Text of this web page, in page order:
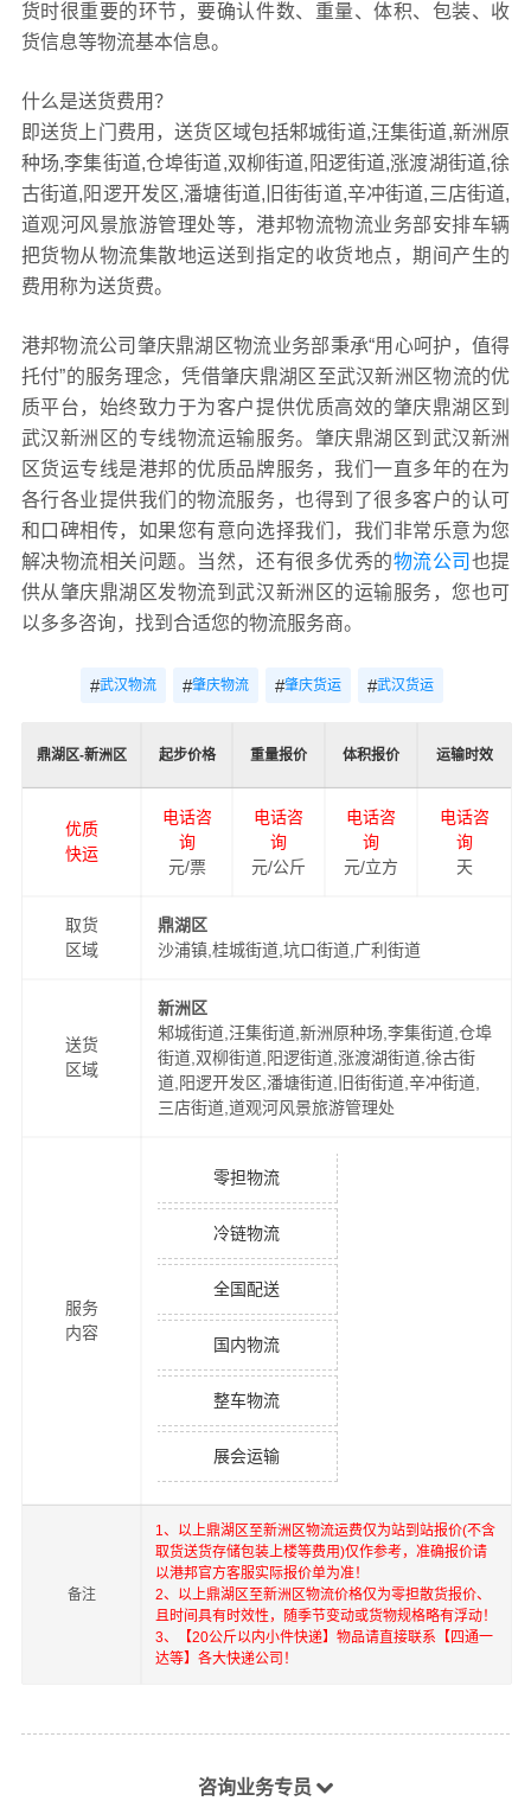
货时很重要的环节，要确认件数、重量、体积、包装、收
货信息等物流基本信息。
什么是送货费用？
即送货上门费用，送货区域包括邾城街道,汪集街道,新洲原
种场,李集街道,仓埠街道,双柳街道,阳逻街道,涨渡湖街道,徐
古街道,阳逻开发区,潘塘街道,旧街街道,辛冲街道,三店街道,
道观河风景旅游管理处等，港邦物流物流业务部安排车辆
把货物从物流集散地运送到指定的收货地点，期间产生的
费用称为送货费。
港邦物流公司肇庆鼎湖区物流业务部秉承“用心呵护，值得
托付”的服务理念，凭借肇庆鼎湖区至武汉新洲区物流的优
质平台，始终致力于为客户提供优质高效的肇庆鼎湖区到
武汉新洲区的专线物流运输服务。肇庆鼎湖区到武汉新洲
区货运专线是港邦的优质品牌服务，我们一直多年的在为
各行各业提供我们的物流服务，也得到了很多客户的认可
和口碑相传，如果您有意向选择我们，我们非常乐意为您
解决物流相关问题。当然，还有很多优秀的物流公司 也提
供从肇庆鼎湖区发物流到武汉新洲区的运输服务，您也可
以多多咨询，找到合适您的物流服务商。
#武汉物流 #肇庆物流 #肇庆货运 #武汉货运
鼎湖区-新洲区 起步价格 重量报价 体积报价 运输时效
优质
快运
电话咨
询
元/票
电话咨
询
元/公斤
电话咨
询
元/立方
电话咨
询
天
取货
区域
鼎湖区
沙浦镇,桂城街道,坑口街道,广利街道
送货
区域
新洲区
邾城街道,汪集街道,新洲原种场,李集街道,仓埠
街道,双柳街道,阳逻街道,涨渡湖街道,徐古街
道,阳逻开发区,潘塘街道,旧街街道,辛冲街道,
三店街道,道观河风景旅游管理处
服务
内容
零担物流
冷链物流
全国配送
国内物流
整车物流
展会运输
备注
1、以上鼎湖区 至新洲区物流运费仅为站到站报价(不含
取货送货存储包装上楼等费用)仅作参考，准确报价请
以港邦官方客服实际报价单为准！
2、以上鼎湖区 至新洲区物流价格仅为零担散货报价、
且时间具有时效性，随季节变动或货物规格略有浮动！
3、【20公斤以内小件快递】物品请直接联系【四通一
达等】各大快递公司！
咨询业务专员